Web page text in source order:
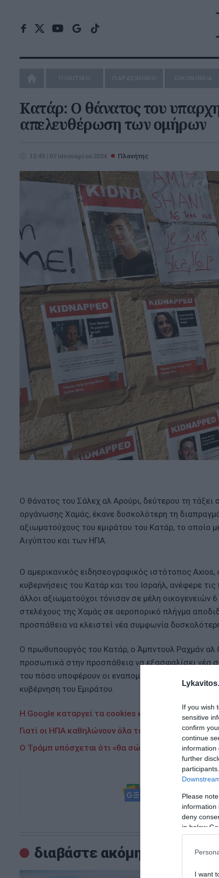
If you wish
sensitive
confirm
continue
information
further
Please
information
deny
in below
I want
Κατάρ: Ο θάνατος του
απελευθέρωση των ομήρων
12:45 | 07 Ιανουαρίου 2024 Πλανήτης
Ο θάνατος του Σάλεχ αλ Αρούρι, δεύτερου τη τάξει
οργάνωσης Χαμάς, έκανε δυσκολότερη τη
αξιωματούχους του εμιράτου του Κατάρ, το οποίο
Αιγύπτου και των ΗΠΑ.
Ο αμερικανικός ειδησεογραφικός ιστότοπος
κυβερνήσεις του Κατάρ και του Ισραήλ, ανέφερε
άλλοι αξιωματούχοι τόνισαν σε μέλη οικογενειών
στελέχους της Χαμάς σε αεροπορικό πλήγμα
προσπάθεια να κλειστεί νέα συμφωνία
Ο πρωθυπουργός του Κατάρ, ο Άμπντουλ Ραχμάν αλ
προσωπικά στην προσπάθεια να εξασφαλίσει νέα
του πόσο υποφέρουν οι εναπομείναντες όμηροι
κυβέρνηση του Εμιράτου.
Η Google καταργεί τα cookies και αλλάζει τα
Γιατί οι ΗΠΑ καθηλώνουν όλα τα Boeing 737
Ο Τράμπ υπόσχεται ότι «θα σώσει την Αμερική» αν
και μάθετε
διαβάστε ακόμη